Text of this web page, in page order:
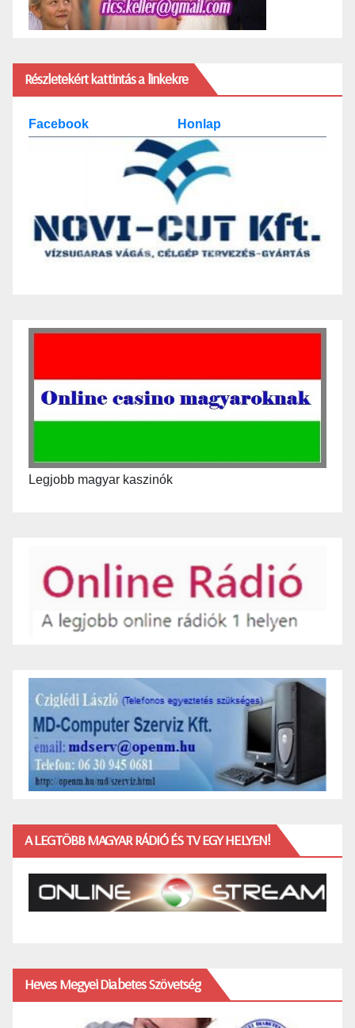
Részletekért kattintás a linkekre
Facebook Honlap
Legjobb magyar kaszinók
A LEGTÖBB MAGYAR RÁDIÓ ÉS TV EGY HELYEN!
Heves Megyei Diabetes Szövetség